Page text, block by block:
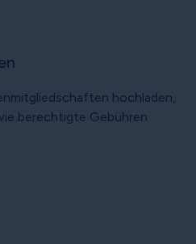
hochladen,
berechtigte Gebühren